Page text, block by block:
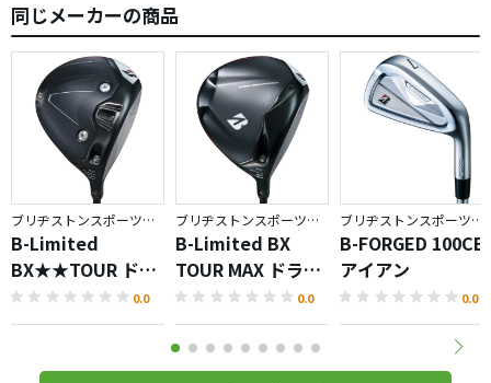
同じメーカーの商品
ブリヂストンスポーツ／BX
B-Limited
BX★★TOUR ドラ
イバー
0.0
ブリヂストンスポーツ／BX
B-Limited BX
TOUR MAX ドライ
バー
0.0
ブリヂストンスポーツ／BRIDGESTONE GOLF TOUR B
B-FORGED 100CB
アイアン
0.0